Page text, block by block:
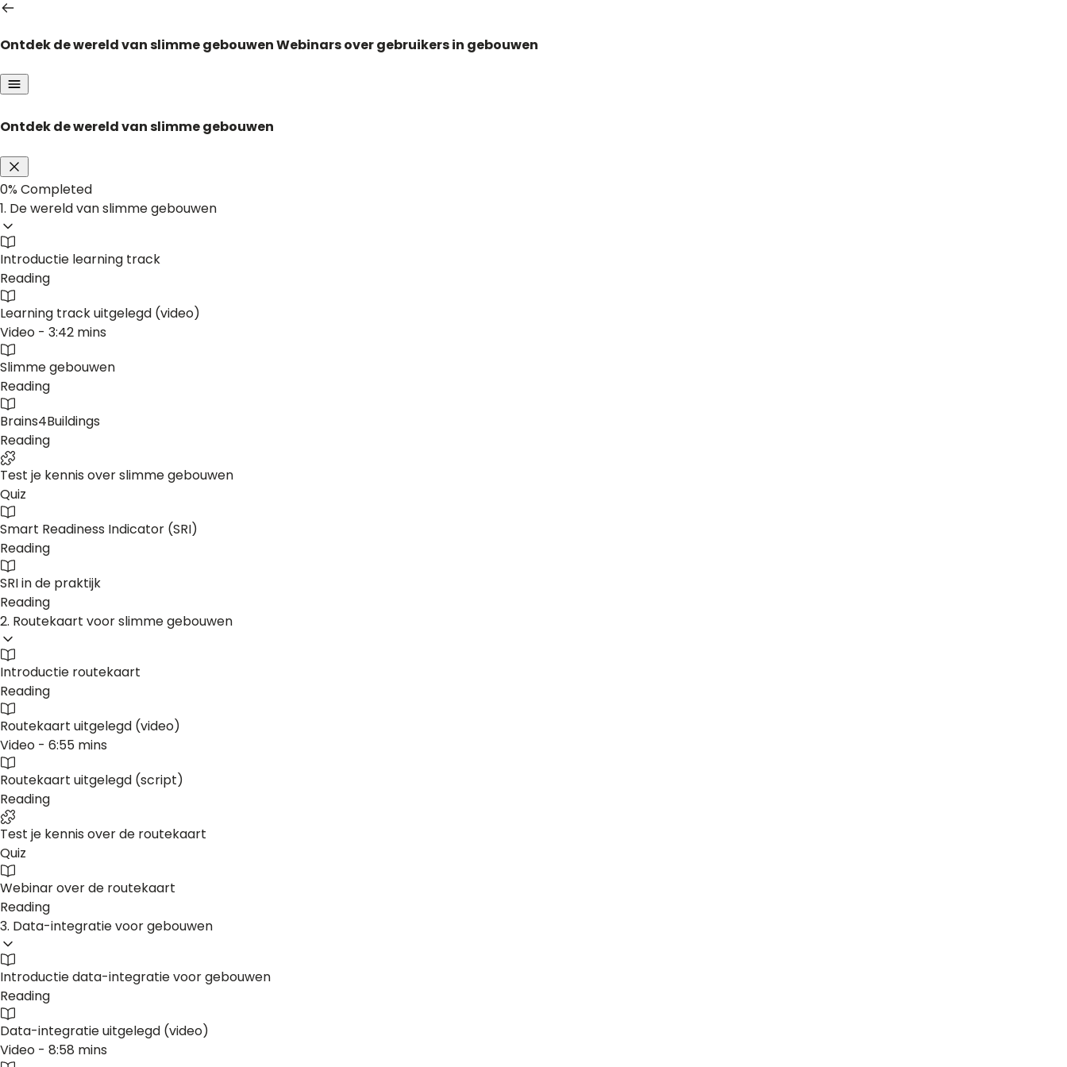
Ontdek de wereld van slimme gebouwenWebinars over gebruikers in gebouwen
Ontdek de wereld van slimme gebouwen
0% Completed
1. De wereld van slimme gebouwen
Introductie learning track
Reading
Learning track uitgelegd (video)
Video - 3:42 mins
Slimme gebouwen
Reading
Brains4Buildings
Reading
Test je kennis over slimme gebouwen
Quiz
Smart Readiness Indicator (SRI)
Reading
SRI in de praktijk
Reading
2. Routekaart voor slimme gebouwen
Introductie routekaart
Reading
Routekaart uitgelegd (video)
Video - 6:55 mins
Routekaart uitgelegd (script)
Reading
Test je kennis over de routekaart
Quiz
Webinar over de routekaart
Reading
3. Data-integratie voor gebouwen
Introductie data-integratie voor gebouwen
Reading
Data-integratie uitgelegd (video)
Video - 8:58 mins